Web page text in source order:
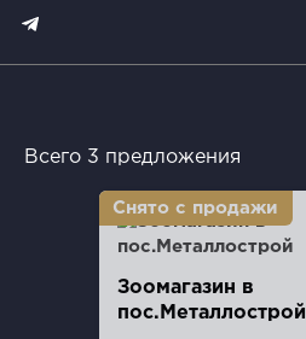
Всего 3 предложения
Зоомагазин в
пос.Металлострой